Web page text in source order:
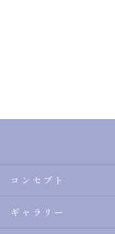
コンセプト
ギャラリー